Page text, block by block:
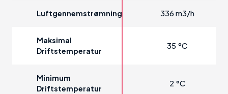
Luftgennemstrømning 336 m3/h
Maksimal
Driftstemperatur
35 °C
Minimum
Driftstemperatur
2 °C